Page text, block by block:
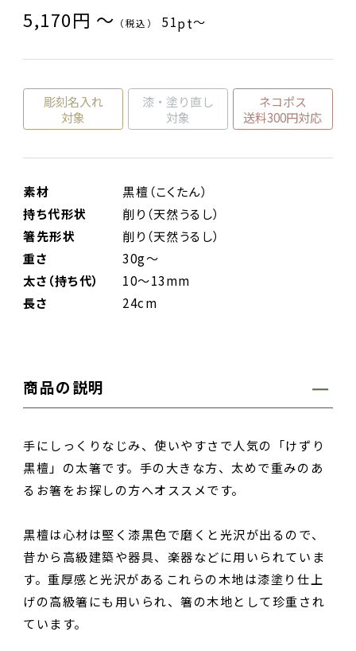
5,170円 〜 （税込） 51pt〜
彫刻名入れ
対象
漆・塗り直し
対象
ネコポス
送料300円対応
素材
黒檀（こくたん）
持ち代形状
削り（天然うるし）
箸先形状
削り（天然うるし）
重さ
30g～
太さ（持ち代）
10～13mm
長さ
24cm
商品の説明
手にしっくりなじみ、使いやすさで人気の「けずり
黒檀」の太箸です。手の大きな方、太めで重みのあ
るお箸をお探しの方へオススメです。
黒檀は心材は堅く漆黒色で磨くと光沢が出るので、
昔から高級建築や器具、楽器などに用いられていま
す。重厚感と光沢があるこれらの木地は漆塗り仕上
げの高級箸にも用いられ、箸の木地として珍重され
ています。